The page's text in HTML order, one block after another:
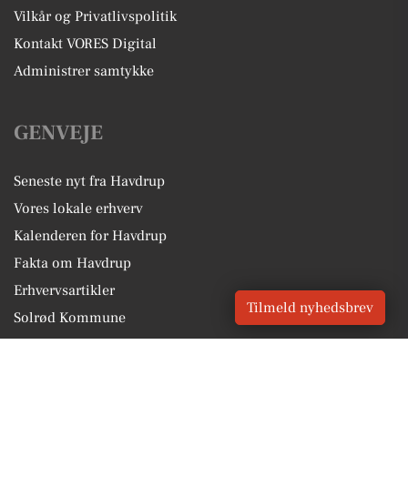
Vilkår og Privatlivspolitik
Kontakt VORES Digital
Administrer samtykke
GENVEJE
Seneste nyt fra Havdrup
Vores lokale erhverv
Kalenderen for Havdrup
Fakta om Havdrup
Erhvervsartikler
Solrød Kommune
Få en gratis salgsvurdering
Tilmeld nyhedsbrev